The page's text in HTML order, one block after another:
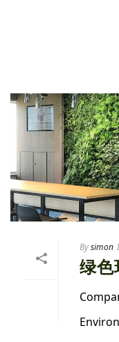
Bysimon
绿色